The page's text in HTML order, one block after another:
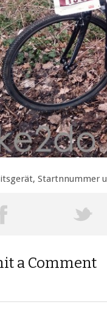
Startnnummer
a Comment